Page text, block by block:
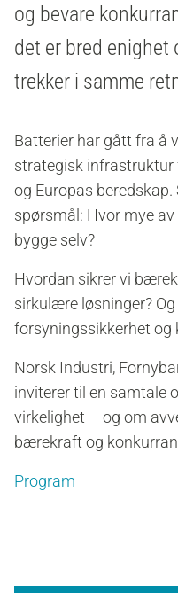
og bevare
det er bred enighet
trekker i samme
Batterier har gått fra å
strategisk infrastruktur
og Europas
spørsmål: Hvor mye
bygge selv?
Hvordan sikrer vi
sirkulære løsninger?
forsyningssikkerhet
Norsk Industri,
inviterer til en samtale
virkelighet – og om
bærekraft og
Program